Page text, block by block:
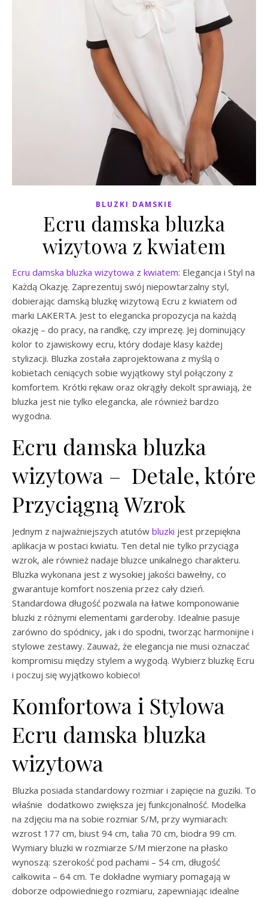
BLUZKI DAMSKIE
Ecru damska bluzka
wizytowa z kwiatem
Ecru damska bluzka wizytowa z kwiatem: Elegancja i Styl na
Każdą Okazję. Zaprezentuj swój niepowtarzalny styl,
dobierając damską bluzkę wizytową Ecru z kwiatem od
marki LAKERTA. Jest to elegancka propozycja na każdą
okazję – do pracy, na randkę, czy imprezę. Jej dominujący
kolor to zjawiskowy ecru, który dodaje klasy każdej
stylizacji. Bluzka została zaprojektowana z myślą o
kobietach ceniących sobie wyjątkowy styl połączony z
komfortem. Krótki rękaw oraz okrągły dekolt sprawiają, że
bluzka jest nie tylko elegancka, ale również bardzo
wygodna.
Ecru damska bluzka
wizytowa – Detale, które
Przyciągną Wzrok
Jednym z najważniejszych atutów bluzki jest przepiękna
aplikacja w postaci kwiatu. Ten detal nie tylko przyciąga
wzrok, ale również nadaje bluzce unikalnego charakteru.
Bluzka wykonana jest z wysokiej jakości bawełny, co
gwarantuje komfort noszenia przez cały dzień.
Standardowa długość pozwala na łatwe komponowanie
bluzki z różnymi elementami garderoby. Idealnie pasuje
zarówno do spódnicy, jak i do spodni, tworząc harmonijne i
stylowe zestawy. Zauważ, że elegancja nie musi oznaczać
kompromisu między stylem a wygodą. Wybierz bluzkę Ecru
i poczuj się wyjątkowo kobieco!
Komfortowa i Stylowa
Ecru damska bluzka
wizytowa
Bluzka posiada standardowy rozmiar i zapięcie na guziki. To
właśnie dodatkowo zwiększa jej funkcjonalność. Modelka
na zdjęciu ma na sobie rozmiar S/M, przy wymiarach:
wzrost 177 cm, biust 94 cm, talia 70 cm, biodra 99 cm.
Wymiary bluzki w rozmiarze S/M mierzone na płasko
wynoszą: szerokość pod pachami – 54 cm, długość
całkowita – 64 cm. Te dokładne wymiary pomagają w
doborze odpowiedniego rozmiaru, zapewniając idealne